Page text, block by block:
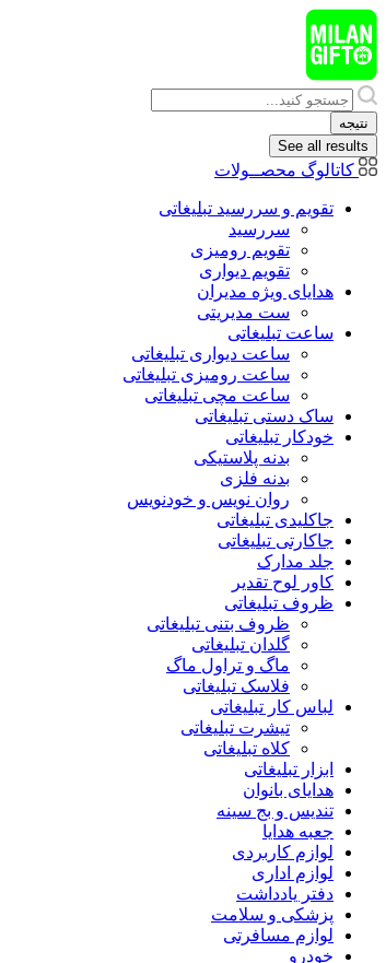
پرش
به
محتوا
Search
...
نتیجه
See all results
کاتالوگ محصــولات
تقویم و سررسید تبلیغاتی
سررسید
تقویم رومیزی
تقویم دیواری
هدایای ويژه مدیران
ست مدیریتی
ساعت تبلیغاتی
ساعت دیواری تبلیغاتی
ساعت رومیزی تبلیغاتی
ساعت مچی تبلیغاتی
ساک دستی تبلیغاتی
خودکار تبلیغاتی
بدنه پلاستیکی
بدنه فلزی
روان نویس و خودنویس
جاکلیدی تبلیغاتی
جاکارتی تبلیغاتی
جلد مدارک
کاور لوح تقدیر
ظروف تبلیغاتی
ظروف بتنی تبلیغاتی
گلدان تبلیغاتی
ماگ و تراول ماگ
فلاسک تبلیغاتی
لباس کار تبلیغاتی
تیشرت تبلیغاتی
کلاه تبلیغاتی
ابزار تبلیغاتی
هدایای بانوان
تندیس و بج سینه
جعبه هدایا
لوازم کاربردی
لوازم اداری
دفتر یادداشت
پزشکی و سلامت
لوازم مسافرتی
خودرو